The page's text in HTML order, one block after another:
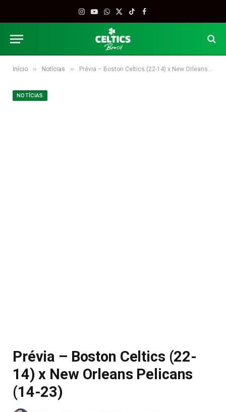
Instagram
YouTube
WhatsApp
X
TikTokFacebook
Início » Notícias » Prévia – Boston Celtics (22-14) x New Orleans Pelicans (14-23)
NOTÍCIAS
Prévia – Boston Celtics (22-
14) x New Orleans Pelicans
(14-23)